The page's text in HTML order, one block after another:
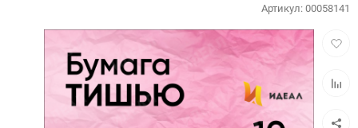
Артикул:00058141